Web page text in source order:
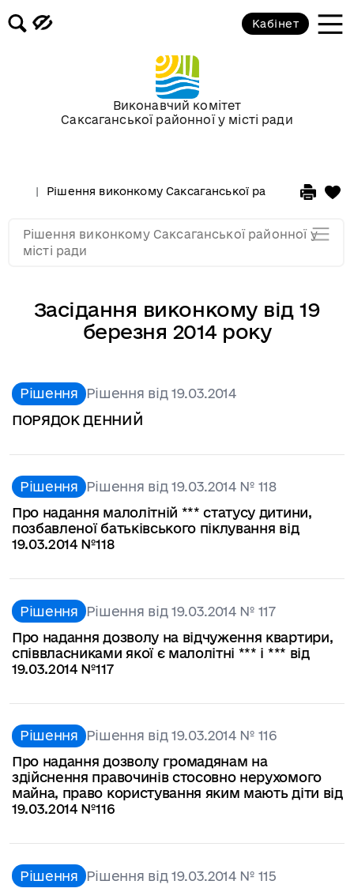
Виконавчий комітет
Саксаганської районної у місті ради
Кабінет
Рішення виконкому Саксаганської районної у місті
Засідання виконкому від 19
березня 2014 року
Рішення Рішення від 19.03.2014
ПОРЯДОК ДЕННИЙ
Рішення Рішення від 19.03.2014 № 118
Про надання малолітній *** статусу дитини,
позбавленої батьківського піклування від
19.03.2014 №118
Рішення Рішення від 19.03.2014 № 117
Про надання дозволу на відчуження квартири,
співвласниками якої є малолітні *** і *** від
19.03.2014 №117
Рішення Рішення від 19.03.2014 № 116
Про надання дозволу громадянам на
здійснення правочинів стосовно нерухомого
майна, право користування яким мають діти від
19.03.2014 №116
Рішення Рішення від 19.03.2014 № 115
Рішення виконкому Саксаганської районної у
місті ради
січня 2014 року
Засідання за 2013 рік
Засідання за 2011
Засідання за 2010